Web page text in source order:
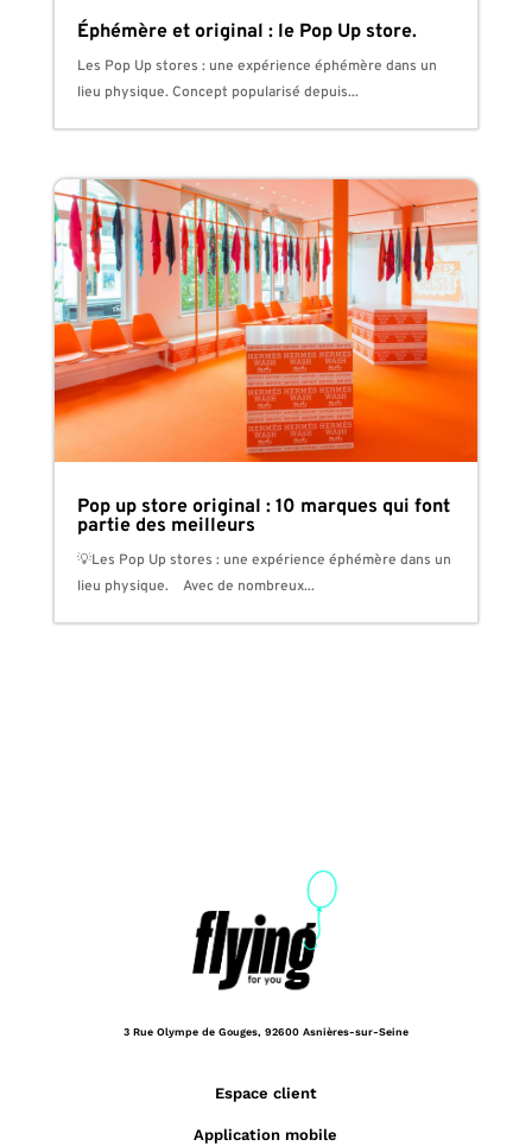
Éphémère et original : le Pop Up store.
Les Pop Up stores : une expérience éphémère dans un
lieu physique. Concept popularisé depuis...
Pop up store original : 10 marques qui font
partie des meilleurs
💡Les Pop Up stores : une expérience éphémère dans un
lieu physique. Avec de nombreux...
3 Rue Olympe de Gouges, 92600 Asnières-sur-Seine
Espace client
Application mobile